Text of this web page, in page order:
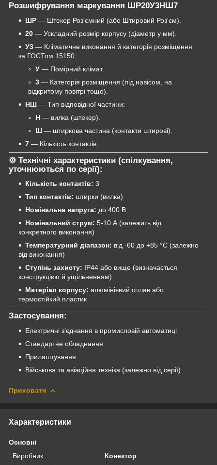
Розшифрування маркування ШР20У3НШ7
ШР — Штекер Роз'ємний (або Штировий Роз'єм).
20 — Ускладний розмір корпусу (діаметр у мм).
У3 — Кліматичне виконання й категорія розміщення
за ГОСТом 15150:
У — Помірний клімат.
3 — Категорія розміщення (під навісом, на
відкритому повітрі тощо).
НШ — Тип відповідної частини:
Н — вилка (штекер).
Ш — штиркова частина (контакти штирові).
7 — Кількість контактів.
⚙️ Технічні характеристики (спілкування,
уточнюються по серії):
Кількість контактів: 3
Тип контактів: штирки (вилка)
Номінальна напруга: до 400 В
Номінальний струм: 5-10 А (залежить від
конкретного виконання)
Температурний діапазон: від -60 до +85 °C (залежно
від виконання)
Ступінь захисту: IP44 або вище (визначається
конструкцією й ущільненням)
Матеріал корпусу: алюмінієвий сплав або
термостійкий пластик
Застосування:
Електричні з'єднання в промисловій автоматиці
Стандартне обладнання
Прилаштування
Військова та авіаційна техніка (залежно від серії)
Приховати
Характеристики
Основні
Виробник
Конектор